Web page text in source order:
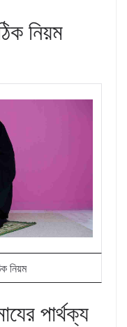
নিয়ম
নিয়ম
পার্থক্য